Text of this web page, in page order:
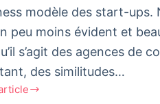
modèle des start-ups.
peu moins évident et
s’agit des agences de
des similitudes…